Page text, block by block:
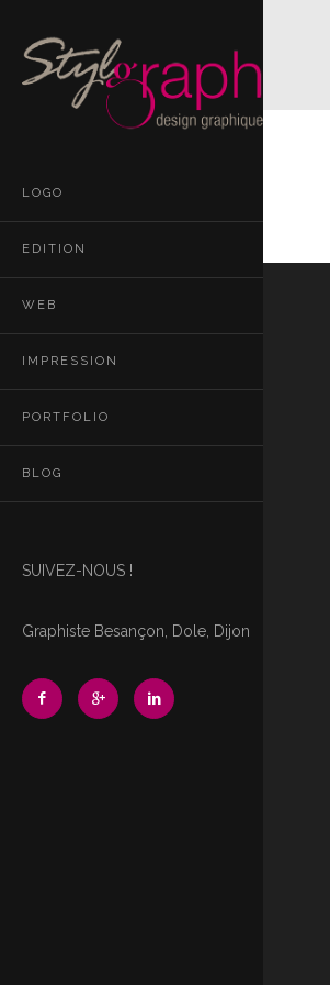
LOGO
EDITION
WEB
IMPRESSION
PORTFOLIO
BLOG
SUIVEZ-NOUS !
Graphiste Besançon, Dole, Dijon